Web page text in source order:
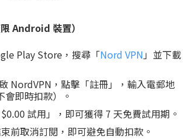
Android 裝置）
Play Store，搜尋「Nord VPN 」並下載
NordVPN，點擊「註冊」，輸入電郵地
即時扣款）。
試用」，即可獲得 7 天免費試用期。
前取消訂閱，即可避免自動扣款。